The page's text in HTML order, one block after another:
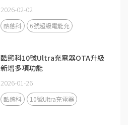
2026-02-02
酷態科 6號超級電能充
酷態科10號Ultra充電器OTA升級
新增多項功能
2026-01-26
酷態科 10號Ultra充電器